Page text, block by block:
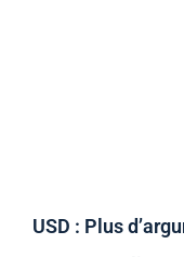
USD : Plus